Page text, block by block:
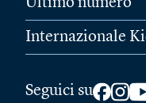
Ultimo numero
Internazionale
Seguici su